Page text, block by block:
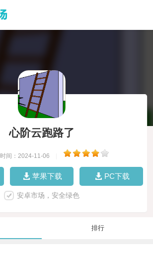
心阶云跑路了
时间：2024-11-06
苹果下载 PC下载
安卓市场，安全绿色
排行